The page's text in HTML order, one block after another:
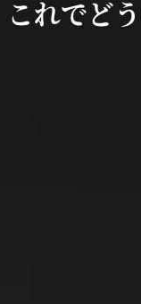
れでど